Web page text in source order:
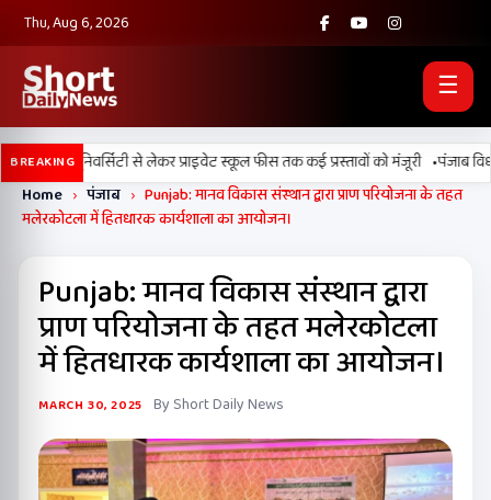
Thu, Aug 6, 2026
☰
BREAKING
यूनिवर्सिटी से लेकर प्राइवेट स्कूल फीस तक कई प्रस्तावों को मंजूरी •पंजाब
Home › पंजाब › Punjab: मानव विकास संस्थान द्वारा प्राण परियोजना के तहत
मलेरकोटला में हितधारक कार्यशाला का आयोजन।
Punjab: मानव विकास संस्थान द्वारा
प्राण परियोजना के तहत मलेरकोटला
में हितधारक कार्यशाला का आयोजन।
MARCH 30, 2025 By Short Daily News